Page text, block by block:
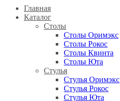
Главная
Каталог
Столы
Столы Оримэкс
Столы Рокос
Столы Квинта
Столы Юта
Стулья
Стулья Оримэкс
Стулья Рокос
Стулья Юта